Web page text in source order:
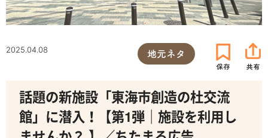
2025.04.08 地元ネタ
話題の新施設「東海市創造の杜交流
館」に潜入！【第1弾｜施設を利用し